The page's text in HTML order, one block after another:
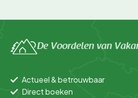
De Voordelen van
Actueel & betrouwbaar
Direct boeken